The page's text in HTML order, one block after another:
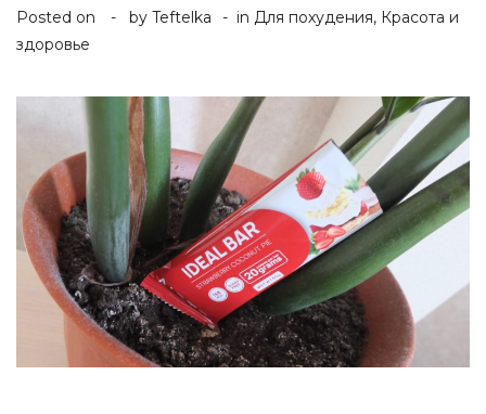
Posted on by Teftelka in Для похудения, Красота и
здоровье